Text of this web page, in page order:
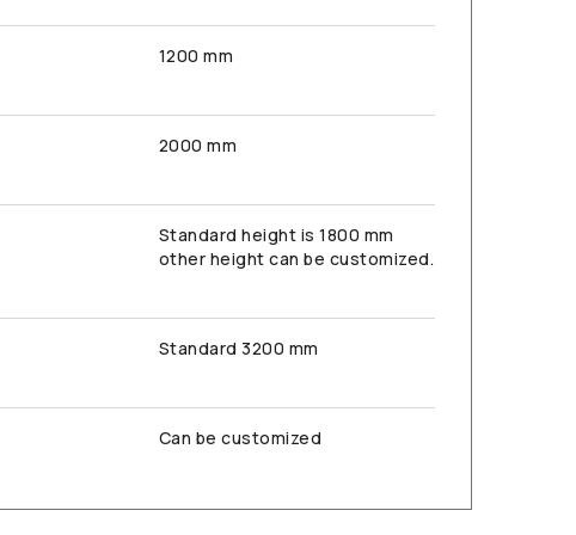
1200 mm
2000 mm
Standard height is 1800 mm
other height can be customized.
Standard 3200 mm
Can be customized